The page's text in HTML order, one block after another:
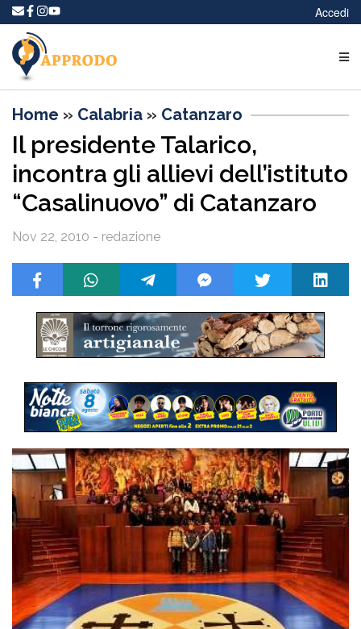
Accedi
Home » Calabria » Catanzaro
Il presidente Talarico,
incontra gli allievi dell’istituto
“Casalinuovo” di Catanzaro
Nov 22, 2010 - redazione